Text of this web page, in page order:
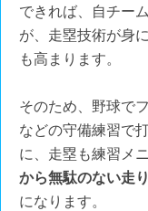
できれば、自チー
が、走塁技術が身
も高まります。
そのため、野球で
などの守備練習で
に、走塁も練習メ
から無駄のない走
になります。